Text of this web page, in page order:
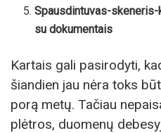
Spausdintuvas-
su dokumentais
Kartais gali pasirodyti,
šiandien jau nėra toks
porą metų. Tačiau
plėtros, duomenų